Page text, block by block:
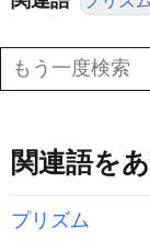
関連語を
プリズム